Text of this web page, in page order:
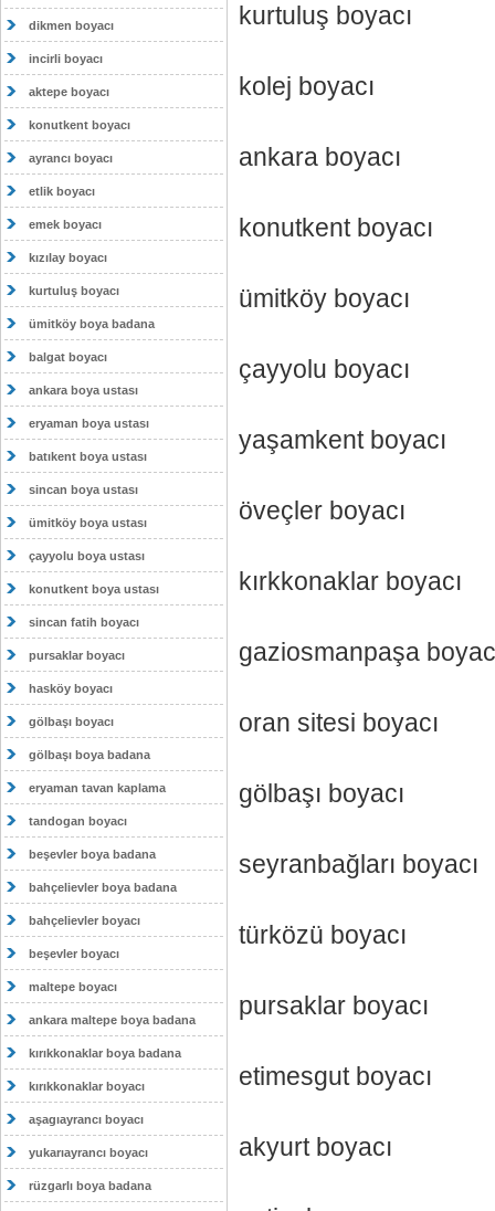
dikmen boyacı
incirli boyacı
aktepe boyacı
konutkent boyacı
ayrancı boyacı
etlik boyacı
emek boyacı
kızılay boyacı
kurtuluş boyacı
ümitköy boya badana
balgat boyacı
ankara boya ustası
eryaman boya ustası
batıkent boya ustası
sincan boya ustası
ümitköy boya ustası
çayyolu boya ustası
konutkent boya ustası
sincan fatih boyacı
pursaklar boyacı
hasköy boyacı
gölbaşı boyacı
gölbaşı boya badana
eryaman tavan kaplama
tandogan boyacı
beşevler boya badana
bahçelievler boya badana
bahçelievler boyacı
beşevler boyacı
maltepe boyacı
ankara maltepe boya badana
kırıkkonaklar boya badana
kırıkkonaklar boyacı
aşagıayrancı boyacı
yukarıayrancı boyacı
rüzgarlı boya badana
kurtuluş boyacı
kolej boyacı
ankara boyacı
konutkent boyacı
ümitköy boyacı
çayyolu boyacı
yaşamkent boyacı
öveçler boyacı
kırkkonaklar boyacı
gaziosmanpaşa
oran sitesi boyacı
gölbaşı boyacı
seyranbağları boyacı
türközü boyacı
pursaklar boyacı
etimesgut boyacı
akyurt boyacı